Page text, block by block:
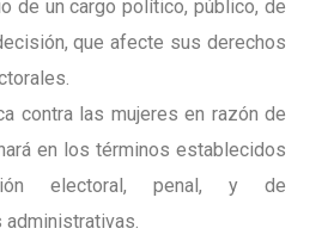
de un cargo político, público, de
que afecte sus derechos
contra las mujeres en razón de
en los términos establecidos
electoral, penal, y de